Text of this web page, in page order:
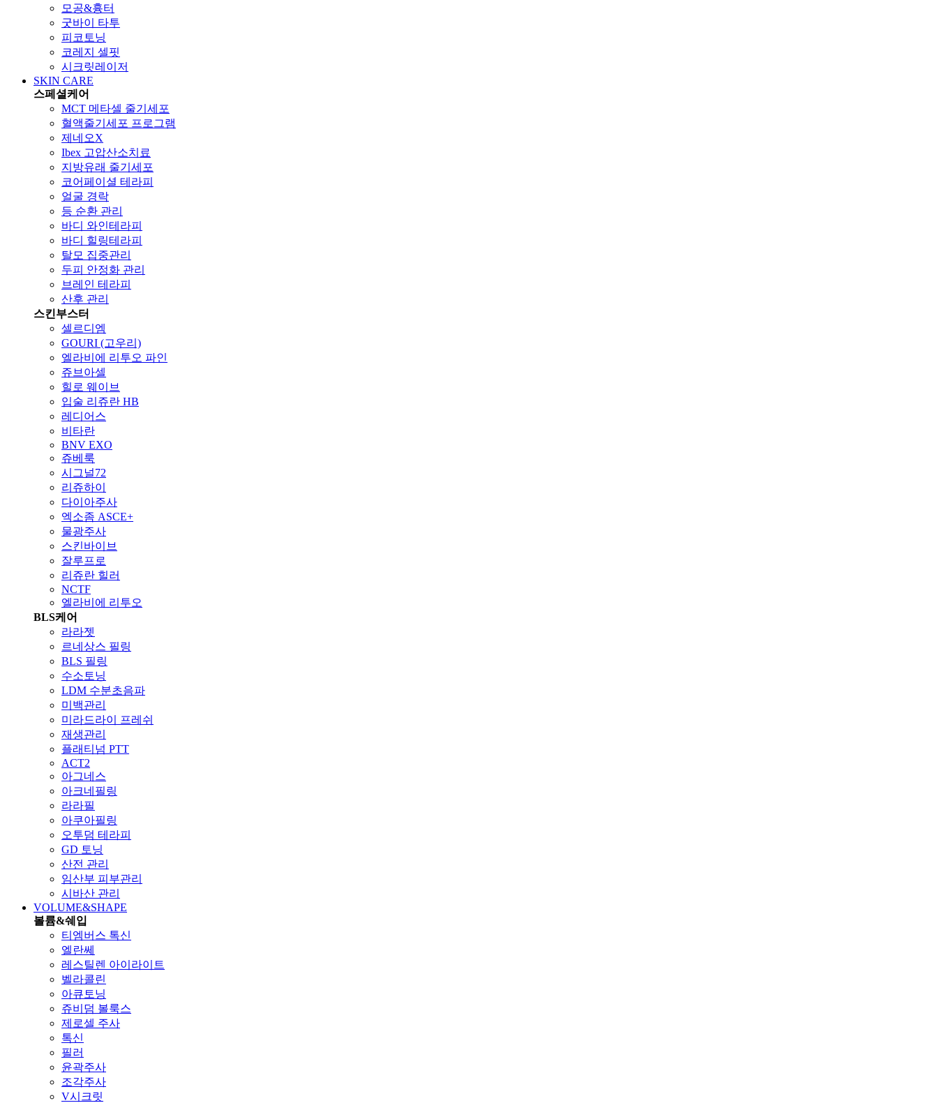
모공&흉터
굿바이 타투
피코토닝
코레지 셀핏
시크릿레이저
SKIN CARE
스페셜케어
MCT 메타셀 줄기세포
혈액줄기세포 프로그램
제네오X
Ibex 고압산소치료
지방유래 줄기세포
코어페이셜 테라피
얼굴 경락
등 순환 관리
바디 와인테라피
바디 힐링테라피
탈모 집중관리
두피 안정화 관리
브레인 테라피
산후 관리
스킨부스터
셀르디엠
GOURI (고우리)
엘라비에 리투오 파인
쥬브아셀
힐로 웨이브
입술 리쥬란 HB
레디어스
비타란
BNV EXO
쥬베룩
시그널72
리쥬하이
다이아주사
엑소좀 ASCE+
물광주사
스킨바이브
잘루프로
리쥬란 힐러
NCTF
엘라비에 리투오
BLS케어
라라젯
르네상스 필링
BLS 필링
수소토닝
LDM 수분초음파
미백관리
미라드라이 프레쉬
재생관리
플래티넘 PTT
ACT2
아그네스
아크네필링
라라필
아쿠아필링
오투덤 테라피
GD 토닝
산전 관리
임산부 피부관리
시바산 관리
VOLUME&SHAPE
볼륨&쉐입
티엠버스 톡신
엘란쎄
레스틸렌 아이라이트
벨라콜린
아큐토닝
쥬비덤 볼룩스
제로셀 주사
톡신
필러
윤곽주사
조각주사
V시크릿